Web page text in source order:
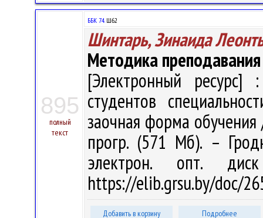
895
полный
текст
ББК 74.Ш62
Шинтарь, Зинаида
Методика
[Электронный ресурс]
студентов
заочная форма обучения
прогр. (571 Мб). –
электрон. опт.
https://elib.grsu.by/doc/
Добавить в корзину Подробнее